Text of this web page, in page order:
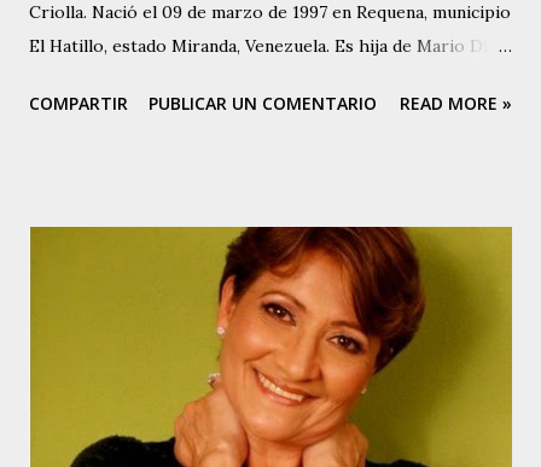
Criolla. Nació el 09 de marzo de 1997 en Requena, municipio
El Hatillo, estado Miranda, Venezuela. Es hija de Mario Díaz
central, conocido como El Poeta de Requena. Marianny
Marianny tiene varios éxitos en su carrera como cantante
en el ámbito de la música llanera. Entre ellos se puede
contar, Nuestra Casita, Cuéntame, No Vayas A Despedirte,
Ni Un Ruego Más y Muchacho Criollo, original de la
compositora colombiana Mercedes Díaz. Esta última pieza
es la que le da origen a su nombre artístico: Muchacha
Criolla. Actualmente desarrolla un proyecto con su padre,
COMPARTIR PUBLICAR UN COMENTARIO READ MORE »